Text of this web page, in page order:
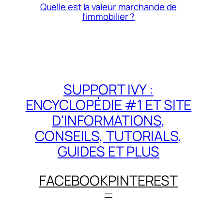
Quelle est la valeur marchande de
l’immobilier ?
SUPPORT IVY :
ENCYCLOPÉDIE #1 ET SITE
D'INFORMATIONS,
CONSEILS, TUTORIALS,
GUIDES ET PLUS
FACEBOOKPINTEREST